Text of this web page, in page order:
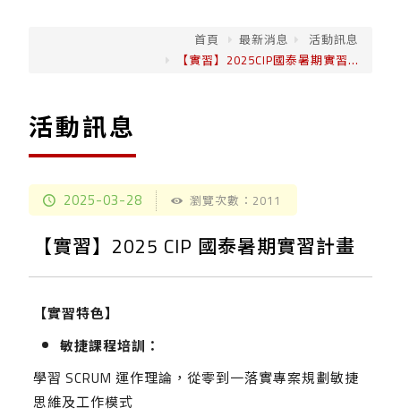
首頁 最新消息
活動訊息
【實習】2025CIP國泰暑期實習...
活動訊息
2025-03-28 瀏覽次數：2011
【實習】2025 CIP 國泰暑期實習計畫
【實習特色】
敏捷課程培訓：
學習 SCRUM 運作理論，從零到一落實專案規劃敏捷
思維及工作模式